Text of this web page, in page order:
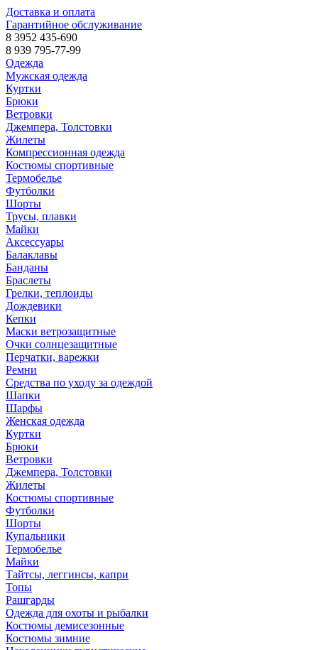
Доставка и оплата
Гарантийное обслуживание
8 3952 435-690
8 939 795-77-99
Одежда
Мужская одежда
Куртки
Брюки
Ветровки
Джемпера, Толстовки
Жилеты
Компрессионная одежда
Костюмы спортивные
Термобелье
Футболки
Шорты
Трусы, плавки
Майки
Аксессуары
Балаклавы
Банданы
Браслеты
Грелки, теплоиды
Дождевики
Кепки
Маски ветрозащитные
Очки солнцезащитные
Перчатки, варежки
Ремни
Средства по уходу за одеждой
Шапки
Шарфы
Женская одежда
Куртки
Брюки
Ветровки
Джемпера, Толстовки
Жилеты
Костюмы спортивные
Футболки
Шорты
Купальники
Термобелье
Майки
Тайтсы, леггинсы, капри
Топы
Рашгарды
Одежда для охоты и рыбалки
Костюмы демисезонные
Костюмы зимние